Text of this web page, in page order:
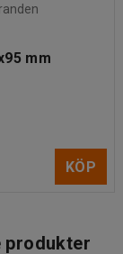
mm
KÖP
produkter